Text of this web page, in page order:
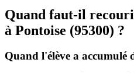
Quand faut-il
à Pontoise (95300) ?
Quand l'élève a accumulé